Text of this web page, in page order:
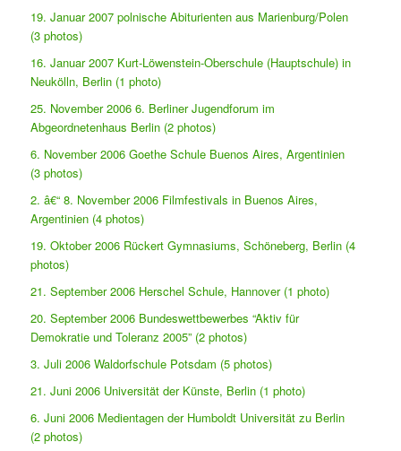
19. Januar 2007 polnische Abiturienten aus Marienburg/Polen
(3 photos)
16. Januar 2007 Kurt-Löwenstein-Oberschule (Hauptschule) in
Neukölln, Berlin (1 photo)
25. November 2006 6. Berliner Jugendforum im
Abgeordnetenhaus Berlin (2 photos)
6. November 2006 Goethe Schule Buenos Aires, Argentinien
(3 photos)
2. â€“ 8. November 2006 Filmfestivals in Buenos Aires,
Argentinien (4 photos)
19. Oktober 2006 Rückert Gymnasiums, Schöneberg, Berlin (4
photos)
21. September 2006 Herschel Schule, Hannover (1 photo)
20. September 2006 Bundeswettbewerbes “Aktiv für
Demokratie und Toleranz 2005” (2 photos)
3. Juli 2006 Waldorfschule Potsdam (5 photos)
21. Juni 2006 Universität der Künste, Berlin (1 photo)
6. Juni 2006 Medientagen der Humboldt Universität zu Berlin
(2 photos)